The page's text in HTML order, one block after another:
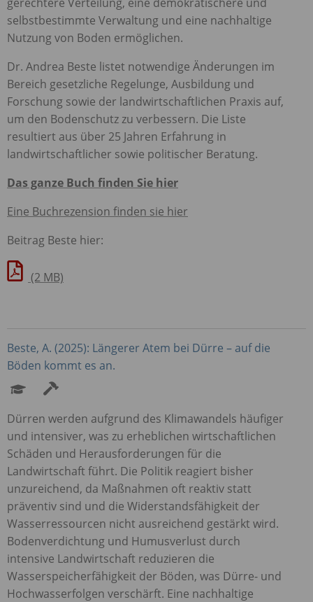
selbstbestimmte Verwaltung und eine nachhaltige
Nutzung von Boden ermöglichen.
Dr. Andrea Beste listet notwendige Änderungen im
Bereich gesetzliche Regelunge, Ausbildung und
Forschung sowie der landwirtschaftlichen Praxis auf,
um den Bodenschutz zu verbessern. Die Liste
resultiert aus über 25 Jahren Erfahrung in
landwirtschaftlicher sowie politischer Beratung.
Das ganze Buch finden Sie hier
Eine Buchrezension finden sie hier
Beitrag Beste hier:
(2 MB)
Beste, A. (2025): Längerer Atem bei Dürre – auf die
Böden kommt es an.
Dürren werden aufgrund des Klimawandels häufiger
und intensiver, was zu erheblichen wirtschaftlichen
Schäden und Herausforderungen für die
Landwirtschaft führt. Die Politik reagiert bisher
unzureichend, da Maßnahmen oft reaktiv statt
präventiv sind und die Widerstandsfähigkeit der
Wasserressourcen nicht ausreichend gestärkt wird.
Bodenverdichtung und Humusverlust durch
intensive Landwirtschaft reduzieren die
Wasserspeicherfähigkeit der Böden, was Dürre- und
Hochwasserfolgen verschärft. Eine nachhaltige